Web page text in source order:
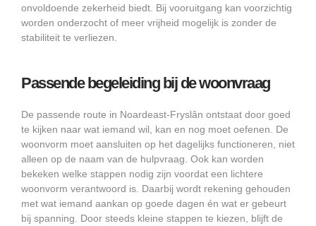
onvoldoende zekerheid biedt. Bij vooruitgang kan voorzichtig
worden onderzocht of meer vrijheid mogelijk is zonder de
stabiliteit te verliezen.
Passende begeleiding bij de woonvraag
De passende route in Noardeast-Fryslân ontstaat door goed
te kijken naar wat iemand wil, kan en nog moet oefenen. De
woonvorm moet aansluiten op het dagelijks functioneren, niet
alleen op de naam van de hulpvraag. Ook kan worden
bekeken welke stappen nodig zijn voordat een lichtere
woonvorm verantwoord is. Daarbij wordt rekening gehouden
met wat iemand aankan op goede dagen én wat er gebeurt
bij spanning. Door steeds kleine stappen te kiezen, blijft de